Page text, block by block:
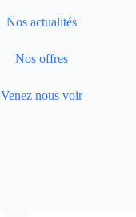
Nos actualités
Nos offres
Venez nous voir